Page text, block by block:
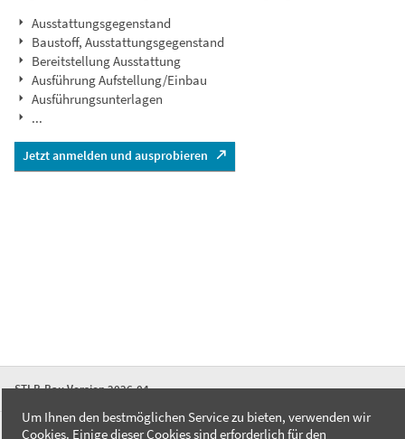
Ausstattungsgegenstand
Baustoff, Ausstattungsgegenstand
Bereitstellung Ausstattung
Ausführung Aufstellung/Einbau
Ausführungsunterlagen
...
Jetzt anmelden und ausprobieren
STLB-Bau Version 2026-04
FAQ
Um Ihnen den bestmöglichen Service zu bieten, verwenden wir
Cookies. Einige dieser Cookies sind erforderlich für den